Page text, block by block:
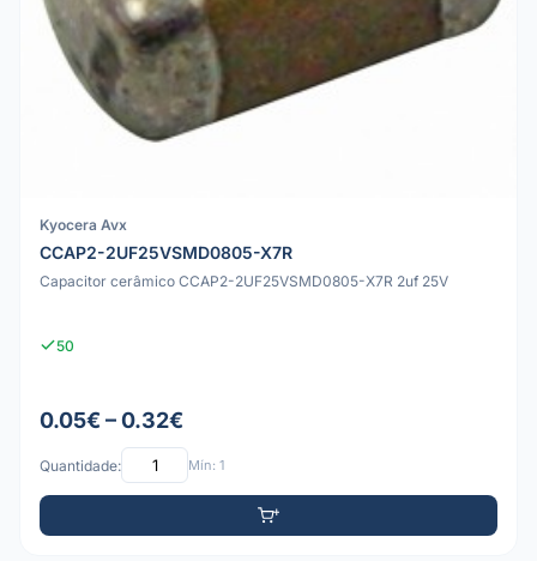
Kyocera Avx
CCAP2-2UF25VSMD0805-X7R
Capacitor cerâmico CCAP2-2UF25VSMD0805-X7R 2uf 25V
50
0.05€ – 0.32€
Quantidade: Mín: 1